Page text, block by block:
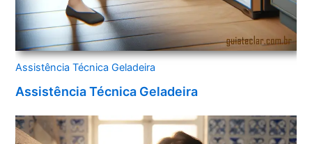
Assistência Técnica Geladeira
Assistência Técnica Geladeira